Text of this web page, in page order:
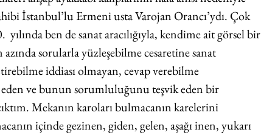
İstanbul’lu Ermeni usta Varojan Orancı’ydı. Çok
yılında ben de sanat aracılığıyla, kendime ait görsel bir
sorularla yüzleşebilme cesaretine sanat
iddiası olmayan, cevap verebilme
ve bunun sorumluluğunu teşvik eden bir
Mekanın karoları bulmacanın karelerini
içinde gezinen, giden, gelen, aşağı inen, yukarı